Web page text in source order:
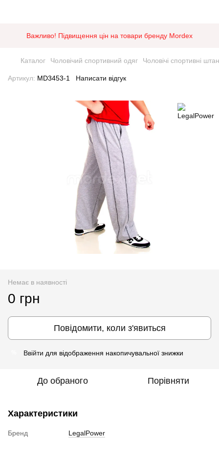
Важливо! Підвищення цін на товари бренду Mordex
Каталог Чоловічий спортивний одяг Чоловічі спортивні
Артикул: MD3453-1 Написати відгук
Немає в наявності
0 грн
Повідомити, коли з'явиться
Ввійти для відображення накопичувальної знижки
До обраного Порівняти
Характеристики
Бренд LegalPower